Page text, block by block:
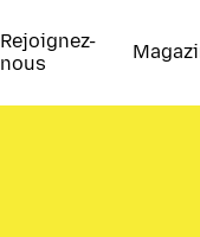
Rejoignez-
nous